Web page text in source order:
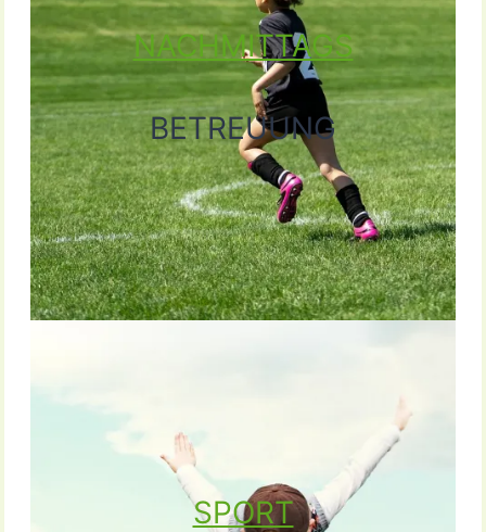
NACHMITTAGS
BETREUUNG
SPORT